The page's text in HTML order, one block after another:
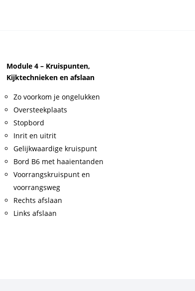
Module 4 – Kruispunten,
Kijktechnieken en afslaan
Zo voorkom je ongelukken
Oversteekplaats
Stopbord
Inrit en uitrit
Gelijkwaardige kruispunt
Bord B6 met haaientanden
Voorrangskruispunt en
voorrangsweg
Rechts afslaan
Links afslaan